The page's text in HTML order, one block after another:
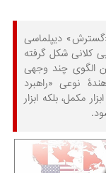
دیپلماسی
کلانی شکل گرفته
الگوی چند وجهی
نوعی «راهبرد
مکمل، بلکه ابزار